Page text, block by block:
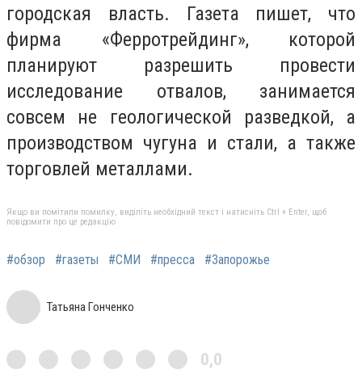
городская власть. Газета пишет, что
фирма «Ферротрейдинг», которой
планируют разрешить провести
исследование отвалов, занимается
совсем не геологической разведкой, а
производством чугуна и стали, а также
торговлей металлами.
Якщо ви помітили помилку, виділіть необхідний текст і натисніть Ctrl + Enter, щоб
повідомити про це редакцію
#обзор #газеты #СМИ #пресса #Запорожье
Татьяна Гонченко
0,0